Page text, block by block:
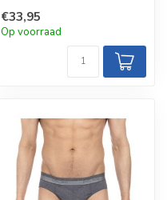
katoe...
€33,95
Op voorraad